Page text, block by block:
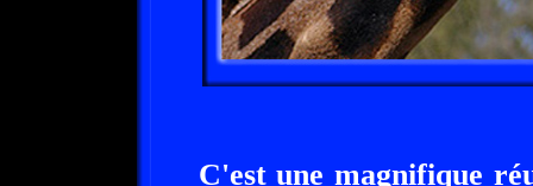
C'est une magnifique